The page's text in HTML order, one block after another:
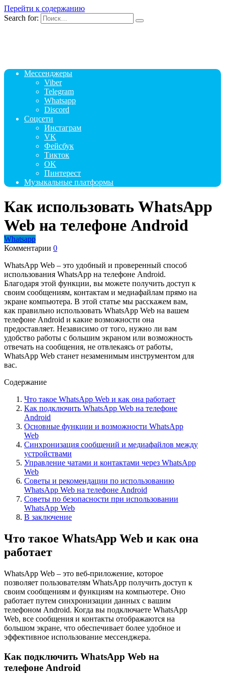
Перейти к содержанию
Search for:
Мессенджеры
Viber
Telegram
Whatsapp
Discord
Соцсети
Инстаграм
VK
Фейсбук
Тикток
OK
Пинтерест
Музыкальные платформы
Как использовать WhatsApp
Web на телефоне Android
Whatsapp
Комментарии 0
WhatsApp Web – это удобный и проверенный способ
использования WhatsApp на телефоне Android.
Благодаря этой функции, вы можете получить доступ к
своим сообщениям, контактам и медиафайлам прямо на
экране компьютера. В этой статье мы расскажем вам,
как правильно использовать WhatsApp Web на вашем
телефоне Android и какие возможности она
предоставляет. Независимо от того, нужно ли вам
удобство работы с большим экраном или возможность
отвечать на сообщения, не отвлекаясь от работы,
WhatsApp Web станет незаменимым инструментом для
вас.
Содержание
Что такое WhatsApp Web и как она работает
Как подключить WhatsApp Web на телефоне
Android
Основные функции и возможности WhatsApp
Web
Синхронизация сообщений и медиафайлов между
устройствами
Управление чатами и контактами через WhatsApp
Web
Советы и рекомендации по использованию
WhatsApp Web на телефоне Android
Советы по безопасности при использовании
WhatsApp Web
В заключение
Что такое WhatsApp Web и как она
работает
WhatsApp Web – это веб-приложение, которое
позволяет пользователям WhatsApp получить доступ к
своим сообщениям и функциям на компьютере. Оно
работает путем синхронизации данных с вашим
телефоном Android. Когда вы подключаете WhatsApp
Web, все сообщения и контакты отображаются на
большом экране, что обеспечивает более удобное и
эффективное использование мессенджера.
Как подключить WhatsApp Web на
телефоне Android